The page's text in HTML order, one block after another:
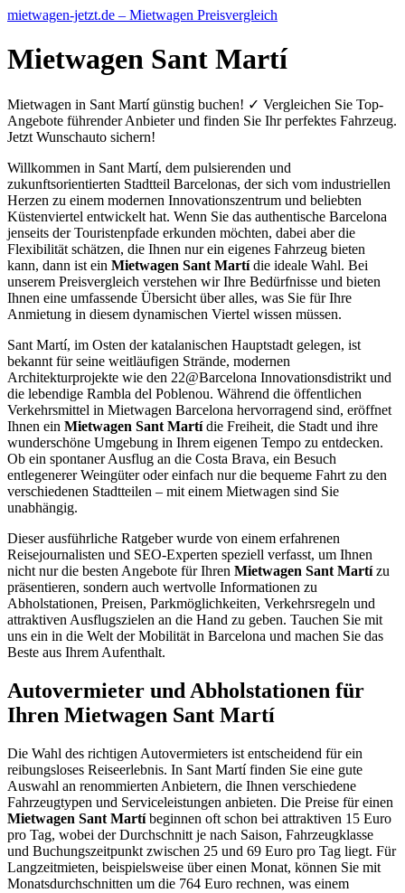
mietwagen-jetzt.de – Mietwagen Preisvergleich
Mietwagen Sant Martí
Mietwagen in Sant Martí günstig buchen! ✓ Vergleichen Sie Top-
Angebote führender Anbieter und finden Sie Ihr perfektes Fahrzeug.
Jetzt Wunschauto sichern!
Willkommen in Sant Martí, dem pulsierenden und
zukunftsorientierten Stadtteil Barcelonas, der sich vom industriellen
Herzen zu einem modernen Innovationszentrum und beliebten
Küstenviertel entwickelt hat. Wenn Sie das authentische Barcelona
jenseits der Touristenpfade erkunden möchten, dabei aber die
Flexibilität schätzen, die Ihnen nur ein eigenes Fahrzeug bieten
kann, dann ist ein Mietwagen Sant Martídie ideale Wahl. Bei
unserem Preisvergleich verstehen wir Ihre Bedürfnisse und bieten
Ihnen eine umfassende Übersicht über alles, was Sie für Ihre
Anmietung in diesem dynamischen Viertel wissen müssen.
Sant Martí, im Osten der katalanischen Hauptstadt gelegen, ist
bekannt für seine weitläufigen Strände, modernen
Architekturprojekte wie den 22@Barcelona Innovationsdistrikt und
die lebendige Rambla del Poblenou. Während die öffentlichen
Verkehrsmittel in Mietwagen Barcelona hervorragend sind, eröffnet
Ihnen ein Mietwagen Sant Martídie Freiheit, die Stadt und ihre
wunderschöne Umgebung in Ihrem eigenen Tempo zu entdecken.
Ob ein spontaner Ausflug an die Costa Brava, ein Besuch
entlegenerer Weingüter oder einfach nur die bequeme Fahrt zu den
verschiedenen Stadtteilen – mit einem Mietwagen sind Sie
unabhängig.
Dieser ausführliche Ratgeber wurde von einem erfahrenen
Reisejournalisten und SEO-Experten speziell verfasst, um Ihnen
nicht nur die besten Angebote für Ihren Mietwagen Sant Martízu
präsentieren, sondern auch wertvolle Informationen zu
Abholstationen, Preisen, Parkmöglichkeiten, Verkehrsregeln und
attraktiven Ausflugszielen an die Hand zu geben. Tauchen Sie mit
uns ein in die Welt der Mobilität in Barcelona und machen Sie das
Beste aus Ihrem Aufenthalt.
Autovermieter und Abholstationen für
Ihren Mietwagen Sant Martí
Die Wahl des richtigen Autovermieters ist entscheidend für ein
reibungsloses Reiseerlebnis. In Sant Martí finden Sie eine gute
Auswahl an renommierten Anbietern, die Ihnen verschiedene
Fahrzeugtypen und Serviceleistungen anbieten. Die Preise für einen
Mietwagen Sant Martíbeginnen oft schon bei attraktiven 15 Euro
pro Tag, wobei der Durchschnitt je nach Saison, Fahrzeugklasse
und Buchungszeitpunkt zwischen 25 und 69 Euro pro Tag liegt. Für
Langzeitmieten, beispielsweise über einen Monat, können Sie mit
Monatsdurchschnitten um die 764 Euro rechnen, was einem